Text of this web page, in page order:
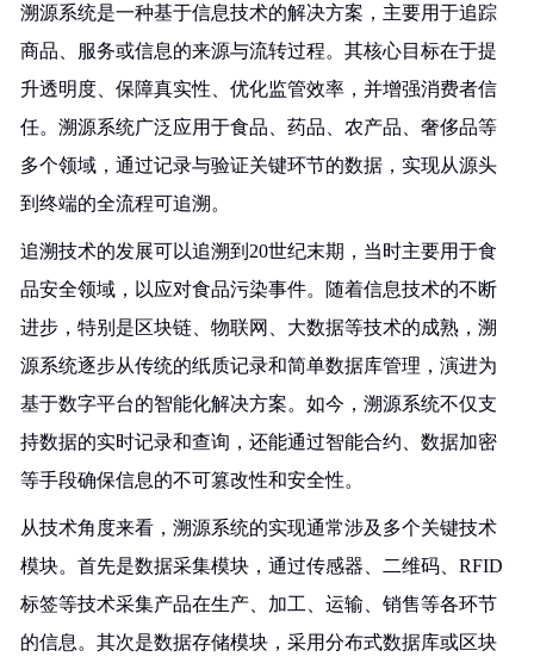
溯源系统是一种基于信息技术的解决方案，主要用于追踪
商品、服务或信息的来源与流转过程。其核心目标在于提
升透明度、保障真实性、优化监管效率，并增强消费者信
任。溯源系统广泛应用于食品、药品、农产品、奢侈品等
多个领域，通过记录与验证关键环节的数据，实现从源头
到终端的全流程可追溯。
追溯技术的发展可以追溯到20世纪末期，当时主要用于食
品安全领域，以应对食品污染事件。随着信息技术的不断
进步，特别是区块链、物联网、大数据等技术的成熟，溯
源系统逐步从传统的纸质记录和简单数据库管理，演进为
基于数字平台的智能化解决方案。如今，溯源系统不仅支
持数据的实时记录和查询，还能通过智能合约、数据加密
等手段确保信息的不可篡改性和安全性。
从技术角度来看，溯源系统的实现通常涉及多个关键技术
模块。首先是数据采集模块，通过传感器、二维码、RFID
标签等技术采集产品在生产、加工、运输、销售等各环节
的信息。其次是数据存储模块，采用分布式数据库或区块